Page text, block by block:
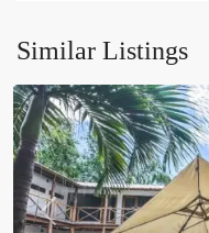
Similar Listings
Previous